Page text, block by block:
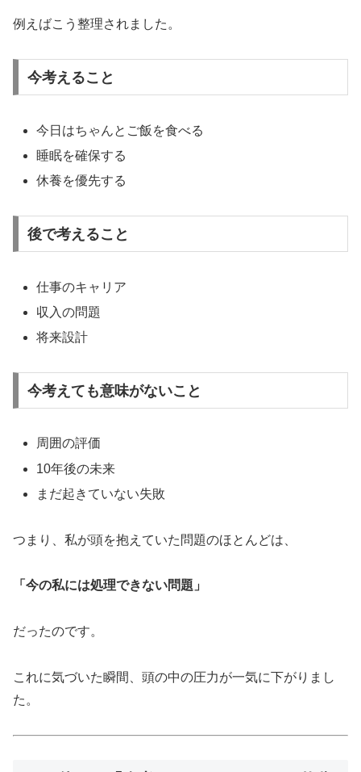
例えばこう整理されました。
今考えること
今日はちゃんとご飯を食べる
睡眠を確保する
休養を優先する
後で考えること
仕事のキャリア
収入の問題
将来設計
今考えても意味がないこと
周囲の評価
10年後の未来
まだ起きていない失敗
つまり、私が頭を抱えていた問題のほとんどは、
「今の私には処理できない問題」
だったのです。
これに気づいた瞬間、頭の中の圧力が一気に下がりまし
た。